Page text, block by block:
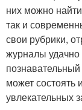
них можно найти
так и
свои рубрики,
журналы
может состоять
увлекательных